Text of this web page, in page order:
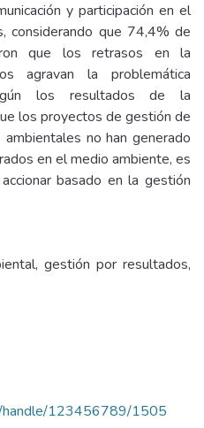
y participación en el
considerando que 74,4% de
que los retrasos en la
agravan la problemática
los resultados de la
los proyectos de gestión de
no han generado
en el medio ambiente, es
basado en la gestión
gestión por resultados,
handle/123456789/1505